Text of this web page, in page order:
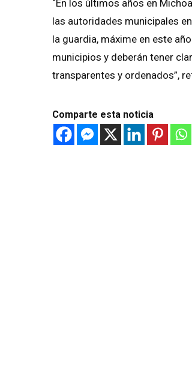
“En los últimos años en
las autoridades municipales
la guardia, máxime en este
municipios y deberán tener
transparentes y ordenados”,
Comparte esta noticia